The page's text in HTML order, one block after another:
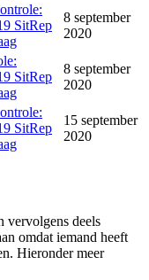
SitRep
8 september
2020
SitRep
8 september
2020
SitRep
15 september
2020
vervolgens deels
omdat iemand heeft
Hieronder meer